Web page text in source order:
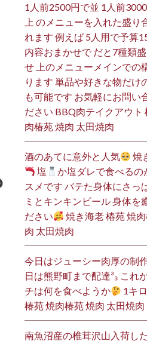
4&oh=00_AfC58tAYF-
1人前2500円で並 1人前
上 のメニューを入れた盛り
れます 例えば 5人用で予算
内容おまかせで だと7種類
せ 上のメニューメインでの
ります 単品や好きな物だけ
も可能です お気軽にお問い
ださい BBQ肉テイクアウト
肉椿苑 焼肉 太田焼肉
酒のあてに意外と人気
焼
塩
か塩ダレで食べるの
スメです バテた身体にさっ
ミとキンキンビール 身体を
ださい
焼き海老 椿苑 焼
肉 太田焼肉
今日はジューシー肉厚の制
日は熊野町まで配達³₃ これ
チは何を食べようか
1キ
椿苑 焼肉椿苑 焼肉 太田焼肉
南魚沼産の椎茸沢山入荷し